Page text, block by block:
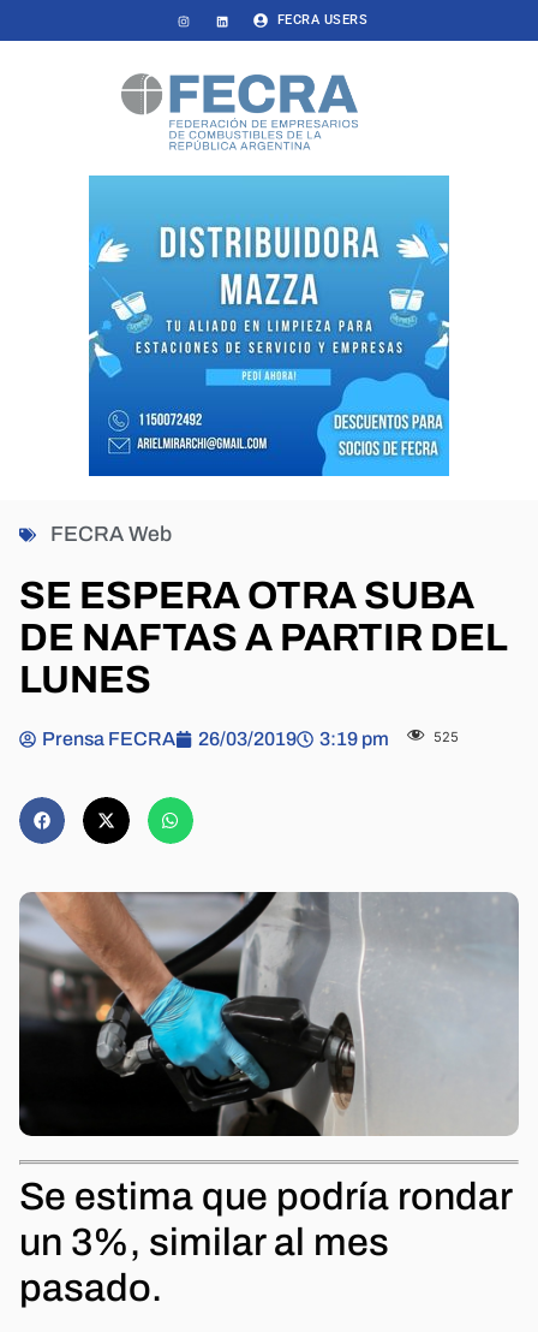
FECRA USERS
FECRA Web
SE ESPERA OTRA SUBA
DE NAFTAS A PARTIR DEL
LUNES
Prensa FECRA 26/03/2019 3:19 pm 525
Se estima que podría rondar
un 3%, similar al mes
pasado.